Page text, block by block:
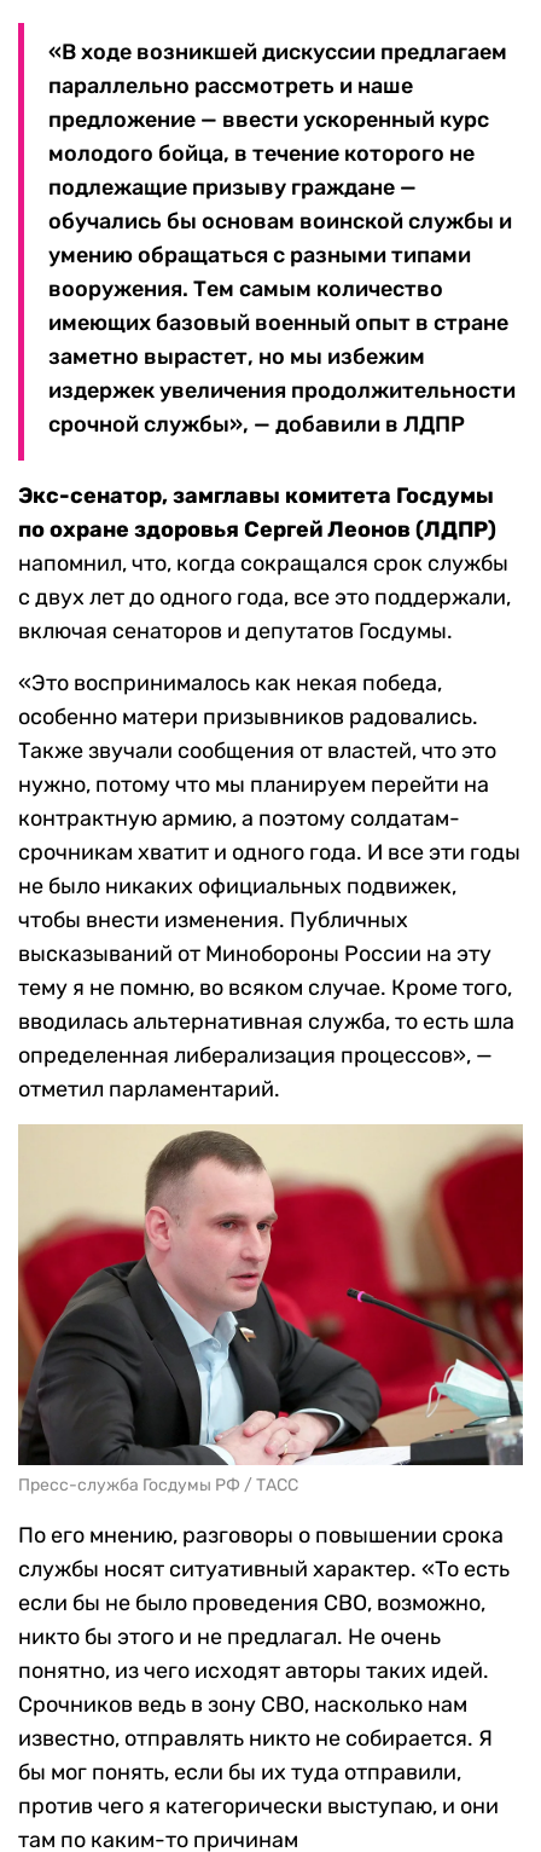
«В ходе возникшей дискуссии предлагаем
параллельно рассмотреть и наше
предложение — ввести ускоренный курс
молодого бойца, в течение которого не
подлежащие призыву граждане —
обучались бы основам воинской службы и
умению обращаться с разными типами
вооружения. Тем самым количество
имеющих базовый военный опыт в стране
заметно вырастет, но мы избежим
издержек увеличения продолжительности
срочной службы», — добавили в ЛДПР
Экс-сенатор, замглавы комитета Госдумы
по охране здоровья Сергей Леонов (ЛДПР)
напомнил, что, когда сокращался срок службы
с двух лет до одного года, все это поддержали,
включая сенаторов и депутатов Госдумы.
«Это воспринималось как некая победа,
особенно матери призывников радовались.
Также звучали сообщения от властей, что это
нужно, потому что мы планируем перейти на
контрактную армию, а поэтому солдатам-
срочникам хватит и одного года. И все эти годы
не было никаких официальных подвижек,
чтобы внести изменения. Публичных
высказываний от Минобороны России на эту
тему я не помню, во всяком случае. Кроме того,
вводилась альтернативная служба, то есть шла
определенная либерализация процессов», —
отметил парламентарий.
Пресс-служба Госдумы РФ / ТАСС
По его мнению, разговоры о повышении срока
службы носят ситуативный характер. «То есть
если бы не было проведения СВО, возможно,
никто бы этого и не предлагал. Не очень
понятно, из чего исходят авторы таких идей.
Срочников ведь в зону СВО, насколько нам
известно, отправлять никто не собирается. Я
бы мог понять, если бы их туда отправили,
против чего я категорически выступаю, и они
там по каким-то причинам